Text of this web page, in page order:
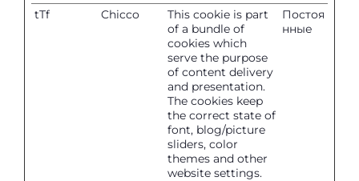
tTf Chicco
This cookie is part
of a bundle of
cookies which
serve the purpose
of content delivery
and presentation.
The cookies keep
the correct state of
font, blog/picture
sliders, color
themes and other
website settings.
Постоя
нные